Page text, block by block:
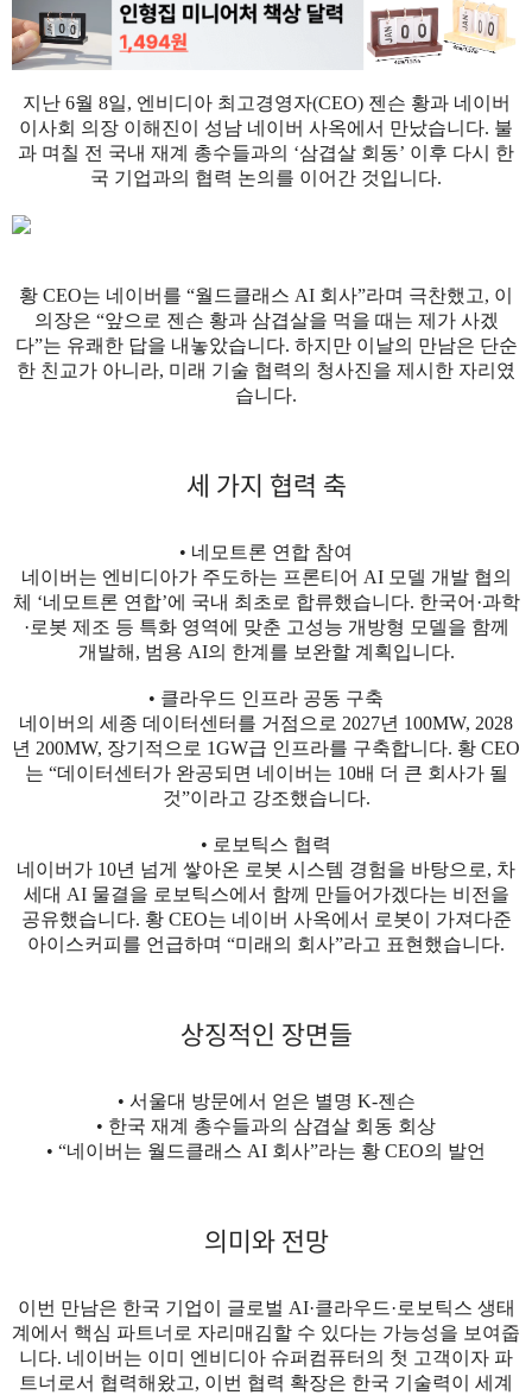
지난 6월 8일, 엔비디아 최고경영자(CEO) 젠슨 황과 네이버
이사회 의장 이해진이 성남 네이버 사옥에서 만났습니다. 불
과 며칠 전 국내 재계 총수들과의 ‘삼겹살 회동’ 이후 다시 한
국 기업과의 협력 논의를 이어간 것입니다.
황 CEO는 네이버를 “월드클래스 AI 회사”라며 극찬했고, 이
의장은 “앞으로 젠슨 황과 삼겹살을 먹을 때는 제가 사겠
다”는 유쾌한 답을 내놓았습니다. 하지만 이날의 만남은 단순
한 친교가 아니라, 미래 기술 협력의 청사진을 제시한 자리였
습니다.
세 가지 협력 축
• 네모트론 연합 참여
네이버는 엔비디아가 주도하는 프론티어 AI 모델 개발 협의
체 ‘네모트론 연합’에 국내 최초로 합류했습니다. 한국어·과학
·로봇 제조 등 특화 영역에 맞춘 고성능 개방형 모델을 함께
개발해, 범용 AI의 한계를 보완할 계획입니다.
• 클라우드 인프라 공동 구축
네이버의 세종 데이터센터를 거점으로 2027년 100MW, 2028
년 200MW, 장기적으로 1GW급 인프라를 구축합니다. 황 CEO
는 “데이터센터가 완공되면 네이버는 10배 더 큰 회사가 될
것”이라고 강조했습니다.
• 로보틱스 협력
네이버가 10년 넘게 쌓아온 로봇 시스템 경험을 바탕으로, 차
세대 AI 물결을 로보틱스에서 함께 만들어가겠다는 비전을
공유했습니다. 황 CEO는 네이버 사옥에서 로봇이 가져다준
아이스커피를 언급하며 “미래의 회사”라고 표현했습니다.
상징적인 장면들
• 서울대 방문에서 얻은 별명 K-젠슨
• 한국 재계 총수들과의 삼겹살 회동 회상
• “네이버는 월드클래스 AI 회사”라는 황 CEO의 발언
의미와 전망
이번 만남은 한국 기업이 글로벌 AI·클라우드·로보틱스 생태
계에서 핵심 파트너로 자리매김할 수 있다는 가능성을 보여줍
니다. 네이버는 이미 엔비디아 슈퍼컴퓨터의 첫 고객이자 파
트너로서 협력해왔고, 이번 협력 확장은 한국 기술력이 세계